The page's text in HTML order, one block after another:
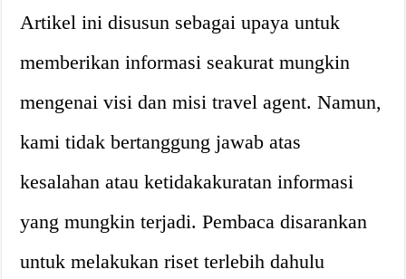
Artikel ini disusun sebagai upaya untuk
memberikan informasi seakurat mungkin
mengenai visi dan misi travel agent. Namun,
kami tidak bertanggung jawab atas
kesalahan atau ketidakakuratan informasi
yang mungkin terjadi. Pembaca disarankan
untuk melakukan riset terlebih dahulu